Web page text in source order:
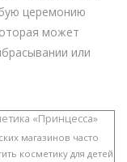
церемонию
может
или
«Принцесса»
магазинов часто
косметику для детей